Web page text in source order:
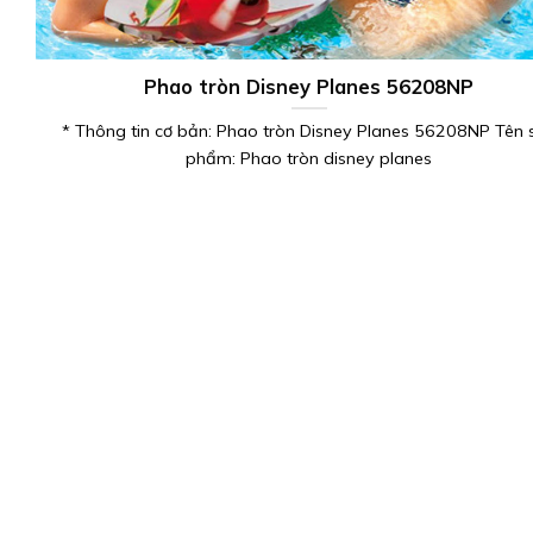
Phao tròn Disney Planes 56208NP
* Thông tin cơ bản: Phao tròn Disney Planes 56208NP Tên
phẩm: Phao tròn disney planes